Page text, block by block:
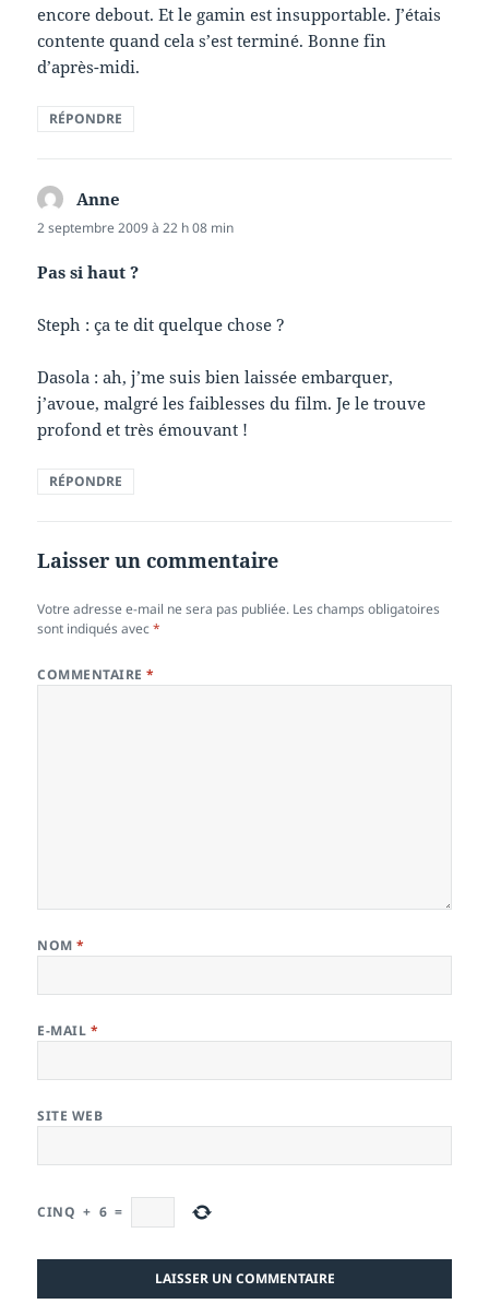
encore debout. Et le gamin est insupportable. J’étais
contente quand cela s’est terminé. Bonne fin
d’après-midi.
RÉPONDRE
Anne
2 septembre 2009 à 22 h 08 min
Pas si haut ?
Steph : ça te dit quelque chose ?
Dasola : ah, j’me suis bien laissée embarquer,
j’avoue, malgré les faiblesses du film. Je le trouve
profond et très émouvant !
RÉPONDRE
Laisser un commentaire
Votre adresse e-mail ne sera pas publiée. Les champs obligatoires
sont indiqués avec*
COMMENTAIRE*
NOM*
E-MAIL *
SITE WEB
CINQ + 6 =